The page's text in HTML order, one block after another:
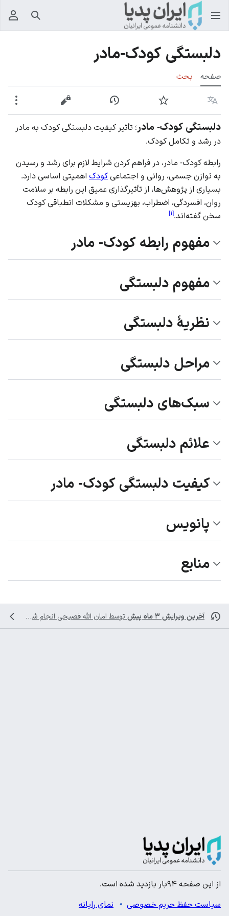
جستجو
دلبستگی کودک-مادر
صفحه بحث
زبان پیگیری نمایش تاریخچهنمایش مبدأ
دلبستگی کودک- مادر ؛ تأثیر کیفیت دلبستگی کودک به مادر
در رشد و تکامل کودک.
رابطه کودک- مادر، در فراهم کردن شرایط لازم برای رشد و رسیدن
به توازن جسمی، روانی و اجتماعی کودک اهمیتی اساسی دارد.
بسیاری از پژوهش‌ها، از تأثیرگذاری عمیق این رابطه بر سلامت
روان، افسردگی، اضطراب، بهزیستی و مشکلات انطباقی کودک
سخن گفته‌اند.[۱]
مفهوم رابطه کودک- مادر
مفهوم دلبستگی
نظریۀ دلبستگی
مراحل دلبستگی
سبک‌های دلبستگی
علائم دلبستگی
کیفیت دلبستگی کودک- مادر
پانویس
منابع
آخرین ویرایش ۳ ماه پیش توسط امان الله فصیحی انجام شده است
از این صفحه ۹۴بار بازدید شده است.
سیاست حفظ حریم خصوصی نمای رایانه